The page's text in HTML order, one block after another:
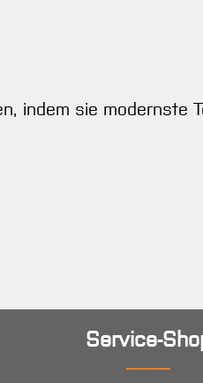
indem sie modernste
Service-